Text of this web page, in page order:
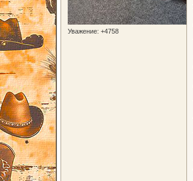
Уважение: +4758